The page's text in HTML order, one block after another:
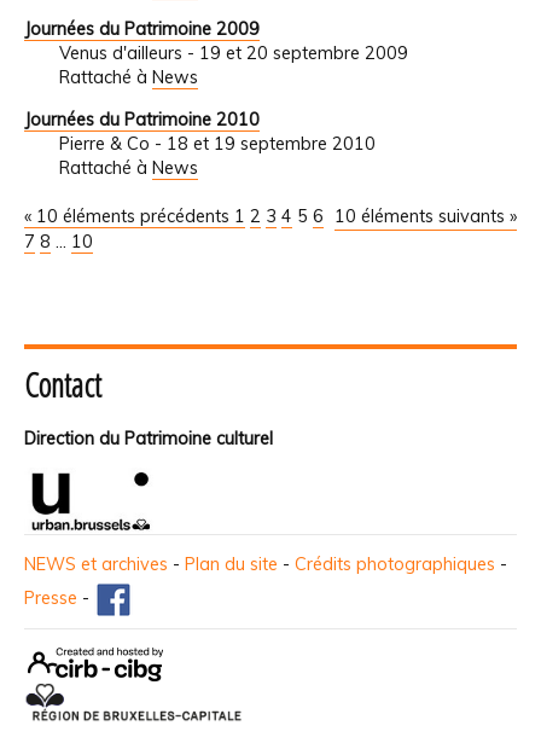
Journées du Patrimoine 2009
Venus d'ailleurs - 19 et 20 septembre 2009
Rattaché à News
Journées du Patrimoine 2010
Pierre & Co - 18 et 19 septembre 2010
Rattaché à News
« 10 éléments précédents 10 éléments suivants »
1 2 3 4 5 6
7 8 ... 10
Contact
Direction du Patrimoine culturel
NEWS et archives - Plan du site - Crédits photographiques -
Presse -